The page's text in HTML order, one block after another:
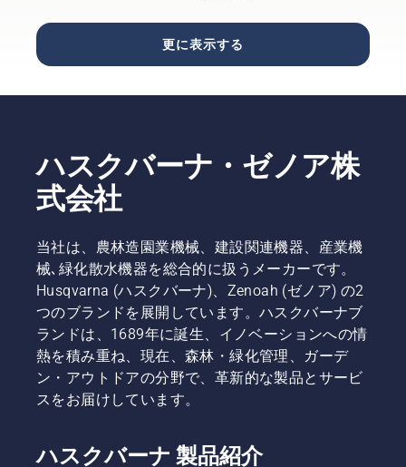
選ぶこと
す。
きます。
使用環境
や扱いや
ることが
更に表示する
ハスクバーナ・ゼノア株
式会社
当社は、農林造園業機械、建設関連機器、産業機
械､緑化散水機器を総合的に扱うメーカーです。
Husqvarna (ハスクバーナ)、Zenoah (ゼノア) の2
つのブランドを展開しています。ハスクバーナブ
ランドは、1689年に誕生、イノベーションへの情
熱を積み重ね、現在、森林・緑化管理、ガーデ
ン・アウトドアの分野で、革新的な製品とサービ
スをお届けしています。
ハスクバーナ 製品紹介